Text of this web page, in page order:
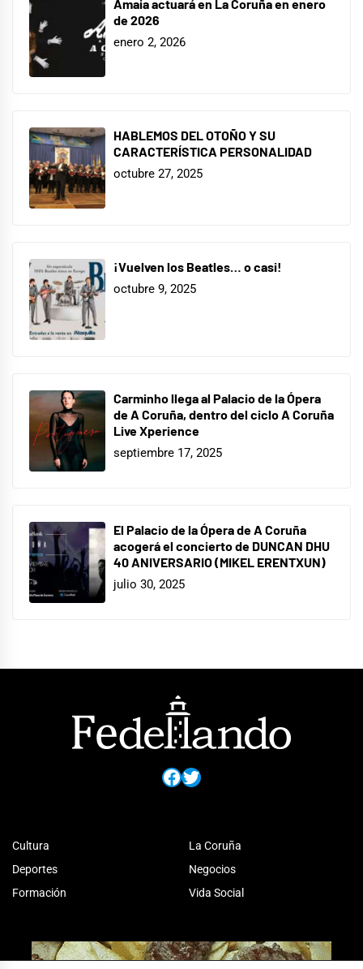
Amaia actuará en La Coruña en enero
de 2026
enero 2, 2026
HABLEMOS DEL OTOÑO Y SU
CARACTERÍSTICA PERSONALIDAD
octubre 27, 2025
¡Vuelven los Beatles… o casi!
octubre 9, 2025
Carminho llega al Palacio de la Ópera
de A Coruña, dentro del ciclo A Coruña
Live Xperience
septiembre 17, 2025
El Palacio de la Ópera de A Coruña
acogerá el concierto de DUNCAN DHU
40 ANIVERSARIO (MIKEL ERENTXUN)
julio 30, 2025
Facebook
Twitter
Cultura
Deportes
Formación
La Coruña
Negocios
Vida Social